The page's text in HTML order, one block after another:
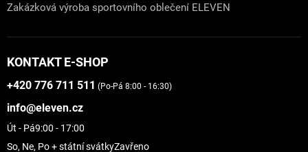
Zakázková výroba sportovního oblečení ELEVEN
KONTAKT E-SHOP
+420 776 711 511 (Po-Pá 8:00 - 16:30)
info@eleven.cz
Út - Pá9:00 - 17:00
So, Ne, Po + státní svátkyZavřeno